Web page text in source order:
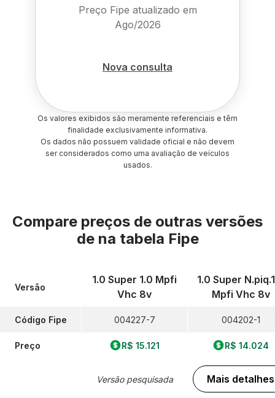
Preço Fipe atualizado em
Ago/2026
Nova consulta
Os valores exibidos são meramente referenciais e têm
finalidade exclusivamente informativa.
Os dados não possuem validade oficial e não devem
ser considerados como uma avaliação de veículos
usados.
Compare preços de outras versões
de na tabela Fipe
Versão
Código Fipe
Preço
1.0 Super 1.0 Mpfi
Vhc 8v
004227-7
R$ 15.121
Versão pesquisada
1.0 Super
Mpfi Vhc 8v
004202-1
R$ 14.024
Mais detalhes